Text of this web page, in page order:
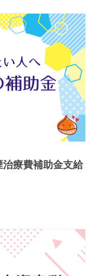
療費補助金支給